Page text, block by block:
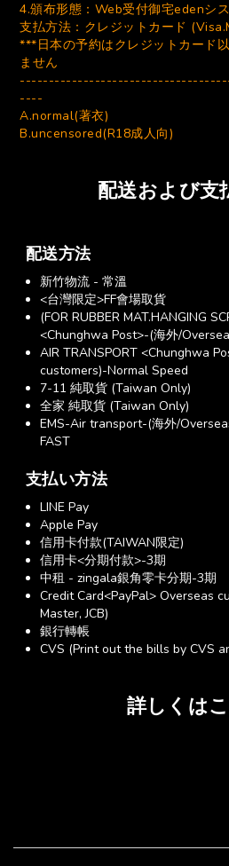
4.頒布形態：Web受付御宅edenシ
支払方法：クレジットカード
***日本の予約はクレジットカード
ません
----
A.normal(著衣)
B.uncensored(R18成人向)
配送および支
配送方法
新竹物流 - 常溫
<台灣限定>FF會場取貨
(FOR RUBBER MAT.HANGING
<Chunghwa Post>-(海外/
AIR TRANSPORT <Chunghwa
customers)-Normal Speed
7-11 純取貨 (Taiwan Only)
全家 純取貨 (Taiwan Only)
EMS-Air transport-(海外/
FAST
支払い方法
LINE Pay
Apple Pay
信用卡付款(TAIWAN限定)
信用卡<分期付款>-3期
中租 - zingala銀角零卡分期-3期
Credit Card<PayPal> Overseas
Master, JCB)
銀行轉帳
CVS (Print out the bills by CVS
詳しくは